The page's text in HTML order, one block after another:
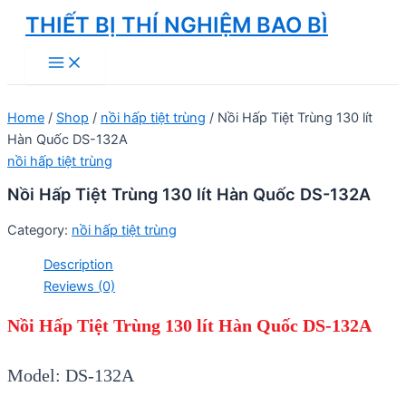
Skip
content
THIẾT BỊ THÍ NGHIỆM BAO BÌ
Main
Menu
Home / Shop / nồi hấp tiệt trùng / Nồi Hấp Tiệt Trùng 130 lít
Hàn Quốc DS-132A
nồi hấp tiệt trùng
Nồi Hấp Tiệt Trùng 130 lít Hàn Quốc DS-132A
Category: nồi hấp tiệt trùng
Description
Reviews (0)
Nồi Hấp Tiệt Trùng 130 lít Hàn Quốc DS-132A
Model: DS-132A